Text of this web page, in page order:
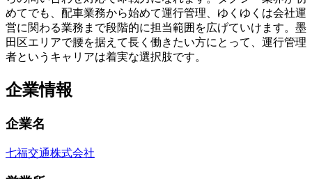
めてでも、配車業務から始めて運行管理、ゆくゆくは会社運
営に関わる業務まで段階的に担当範囲を広げていけます。墨
田区エリアで腰を据えて長く働きたい方にとって、運行管理
者というキャリアは着実な選択肢です。
企業情報
企業名
七福交通株式会社